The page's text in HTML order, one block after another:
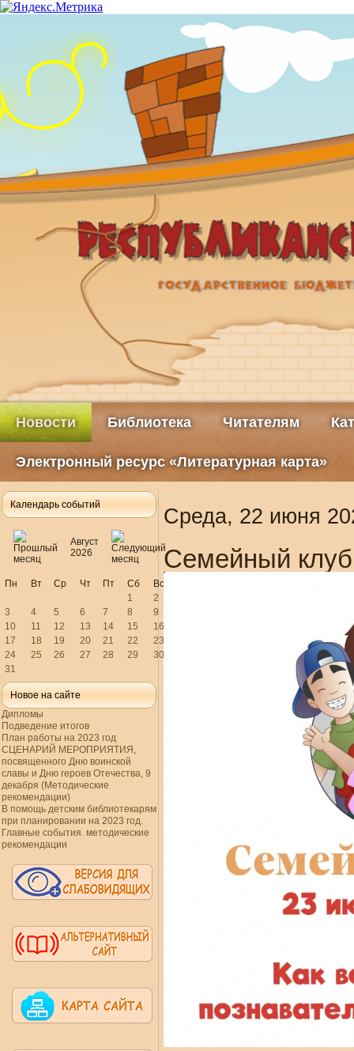
Новости Библиотека Читателям
Электронный ресурс «Литературная карта»
Календарь событий
Август
2026
Пн Вт Ср Чт Пт Сб
Вс
1
2
3
4 5 6 7 8
9
10
11 12 13 14 15
16
17
18 19 20 21 22
23
24
25 26 27 28 29
30
31
Новое на сайте
Дипломы
Подведение итогов
План работы на 2023 год
СЦЕНАРИЙ МЕРОПРИЯТИЯ,
посвященного Дню воинской
славы и Дню героев Отечества, 9
декабря (Методические
рекомендации)
В помощь детским библиотекарям
при планировании на 2023 год.
Главные события. методические
рекомендации
Среда, 22 июня
Семейный